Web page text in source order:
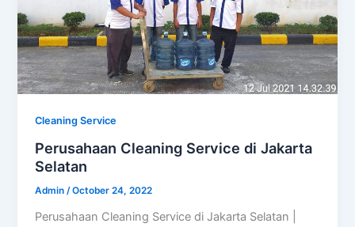
Cleaning Service
Perusahaan Cleaning Service di Jakarta
Selatan
Admin/October 24, 2022
Perusahaan Cleaning Service di Jakarta Selatan |